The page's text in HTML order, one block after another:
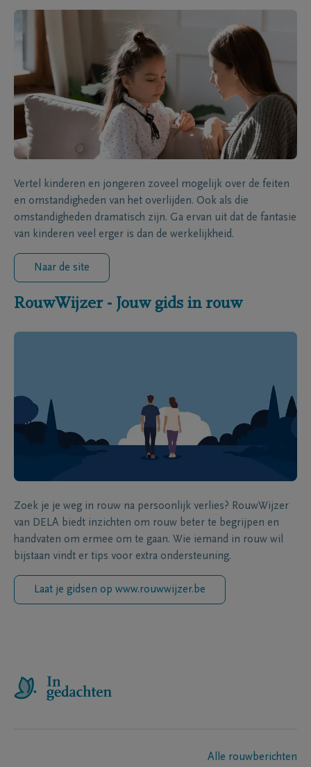
Vertel kinderen en jongeren zoveel mogelijk over de feiten
en omstandigheden van het overlijden. Ook als die
omstandigheden dramatisch zijn. Ga ervan uit dat de fantasie
van kinderen veel erger is dan de werkelijkheid.
Naar de site
RouwWijzer - Jouw gids in rouw
Zoek je je weg in rouw na persoonlijk verlies? RouwWijzer
van DELA biedt inzichten om rouw beter te begrijpen en
handvaten om ermee om te gaan. Wie iemand in rouw wil
bijstaan vindt er tips voor extra ondersteuning.
Laat je gidsen op www.rouwwijzer.be
Alle rouwberichten